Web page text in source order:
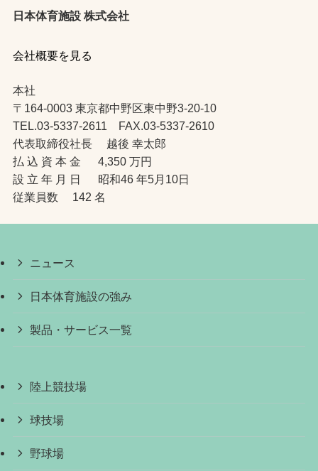
日本体育施設 株式会社
会社概要を見る
本社
〒164-0003 東京都中野区東中野3-20-10
TEL.03-5337-2611 FAX.03-5337-2610
代表取締役社長 越後 幸太郎
払 込 資 本 金 4,350 万円
設 立 年 月 日 昭和46 年5月10日
従業員数 142 名
ニュース
日本体育施設の強み
製品・サービス一覧
陸上競技場
球技場
野球場